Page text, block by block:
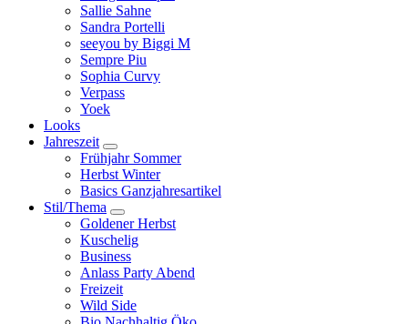
Sallie Sahne
Sandra Portelli
seeyou by Biggi M
Sempre Piu
Sophia Curvy
Verpass
Yoek
Looks
Jahreszeit
Frühjahr Sommer
Herbst Winter
Basics Ganzjahresartikel
Stil/Thema
Goldener Herbst
Kuschelig
Business
Anlass Party Abend
Freizeit
Wild Side